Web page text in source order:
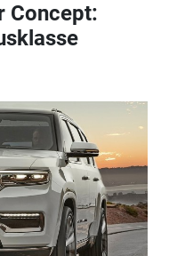
Concept: